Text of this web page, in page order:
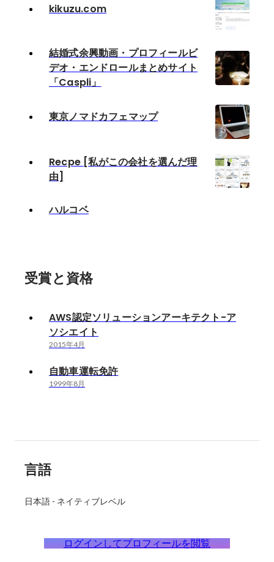
kikuzu.com
結婚式余興動画・プロフィールビ
デオ・エンドロールまとめサイト
「Caspli」
東京ノマドカフェマップ
Recpe [私がこの会社を選んだ理
由]
ハルコベ
受賞と資格
AWS認定ソリューションアーキテクト-ア
ソシエイト
2015年4月
自動車運転免許
1999年8月
言語
日本語 - ネイティブレベル
ログインしてプロフィールを閲覧